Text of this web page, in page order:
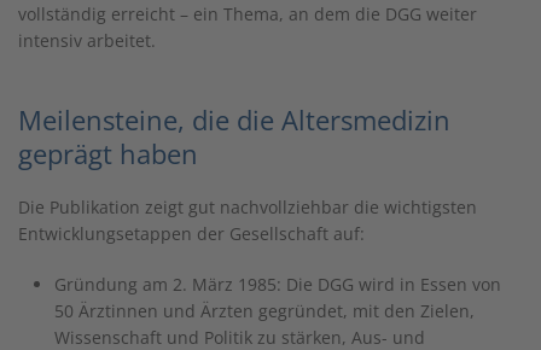
vollständig erreicht – ein Thema, an dem die DGG weiter
intensiv arbeitet.
Meilensteine, die die Altersmedizin
geprägt haben
Die Publikation zeigt gut nachvollziehbar die wichtigsten
Entwicklungsetappen der Gesellschaft auf:
Gründung am 2. März 1985: Die DGG wird in Essen von
50 Ärztinnen und Ärzten gegründet, mit den Zielen,
Wissenschaft und Politik zu stärken, Aus- und